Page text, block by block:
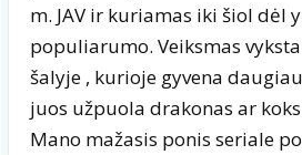
m. JAV ir kuriamas iki šiol dėl
populiarumo. Veiksmas
šalyje , kurioje gyvena
juos užpuola drakonas ar
Mano mažasis ponis seriale